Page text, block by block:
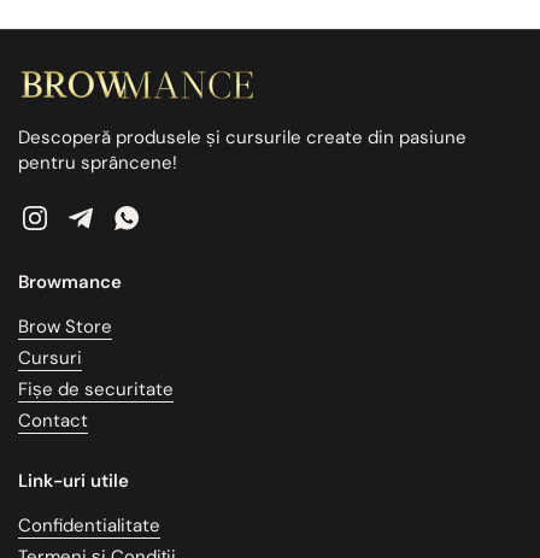
Descoperă produsele și cursurile create din pasiune
pentru sprâncene!
Instagram
TelegramWhatsApp
Browmance
Brow Store
Cursuri
Fișe de securitate
Contact
Link-uri utile
Confidentialitate